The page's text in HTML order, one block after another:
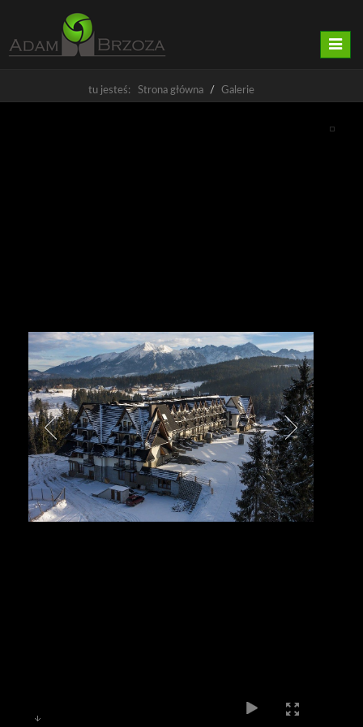
tu jesteś: Strona główna
Galerie